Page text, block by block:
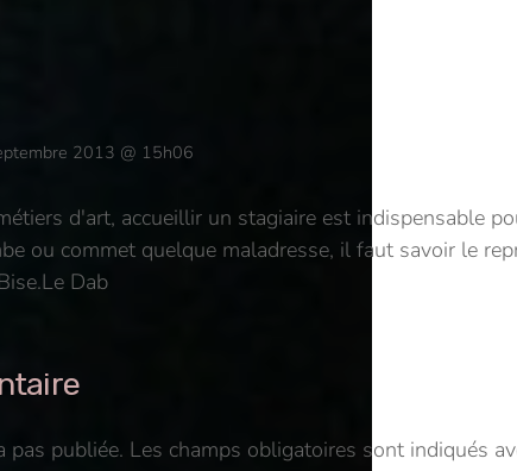
2013 @ 15h06
d'art, accueillir un stagiaire est indispensable
ou commet quelque maladresse, il faut savoir le
Le Dab
pas publiée. Les champs obligatoires sont indiqués